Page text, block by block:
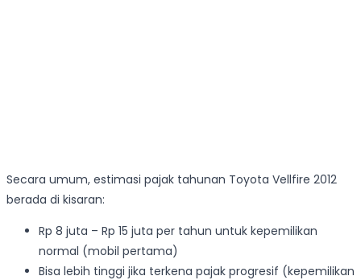
Secara umum, estimasi pajak tahunan Toyota Vellfire 2012
berada di kisaran:
Rp 8 juta – Rp 15 juta per tahun untuk kepemilikan
normal (mobil pertama)
Bisa lebih tinggi jika terkena pajak progresif (kepemilikan